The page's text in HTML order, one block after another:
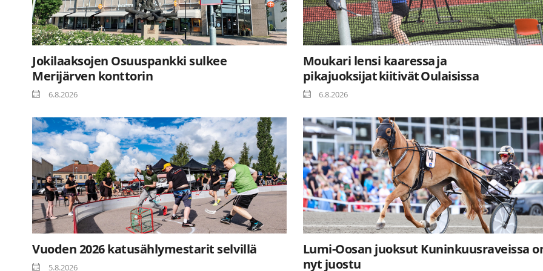
Jokilaaksojen Osuuspankki sulkee
Merijärven konttorin
6.8.2026
Moukari lensi kaaressa ja
pikajuoksijat kiitivät Oulaisissa
6.8.2026
Vuoden 2026 katusählymestarit selvillä
5.8.2026
Lumi-Oosan juoksut Kuninkuusraveissa
nyt juostu